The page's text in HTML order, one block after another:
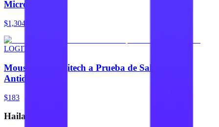
Micrófono
$1,304
LOGITECH
Mouse Pad Logitech a Prueba de Salpicaduras
Antideslizante
$183
Hailan Store